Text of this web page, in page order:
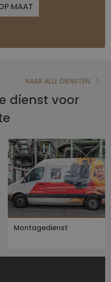
MAAT
dienst voor
NAAR ALLE DIENSTEN
Montagedienst